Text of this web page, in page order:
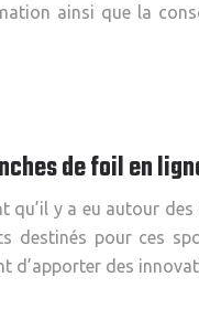
ainsi que la
de foil en
qu’il y a eu autour
destinés pour ces
d’apporter des